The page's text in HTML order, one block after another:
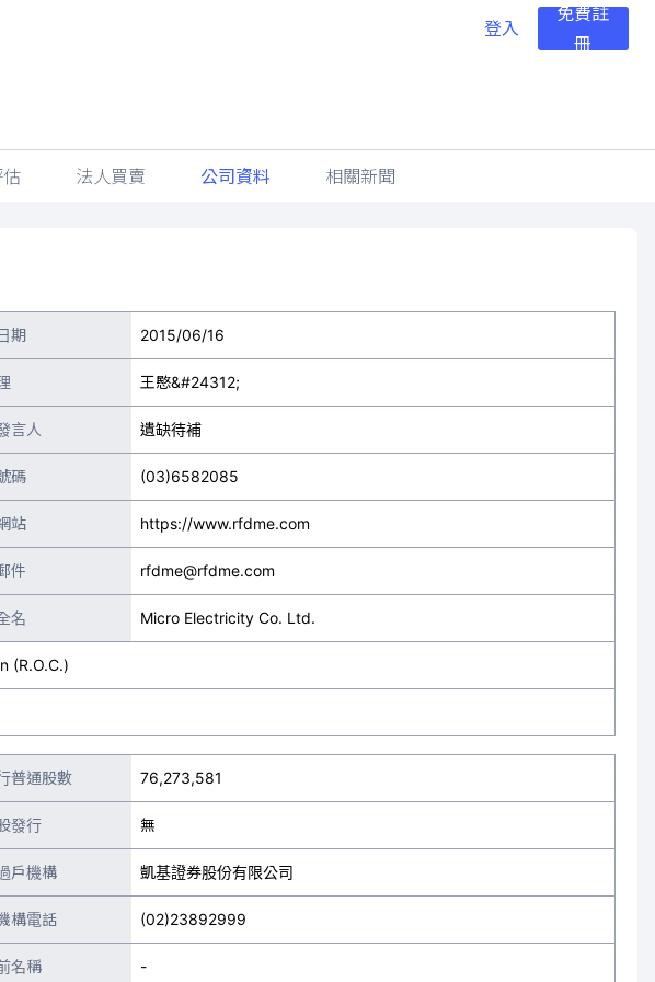
登入
免費註
冊
法人買賣 公司資料 相關新聞
期 2015/06/16
王愍&#24312;
言人 遺缺待補
碼 (03)6582085
站 https://www.rfdme.com
件 rfdme@rfdme.com
名 Micro Electricity Co. Ltd.
(R.O.C.)
普通股數 76,273,581
發行 無
戶機構 凱基證券股份有限公司
構電話 (02)23892999
名稱 -